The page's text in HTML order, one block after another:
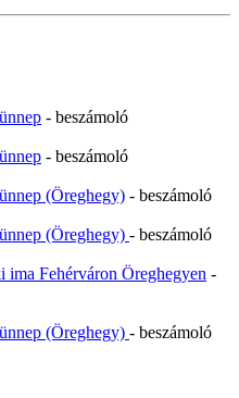
- beszámoló
- beszámoló
(Öreghegy) - beszámoló
(Öreghegy) - beszámoló
ima Fehérváron Öreghegyen -
(Öreghegy) - beszámoló